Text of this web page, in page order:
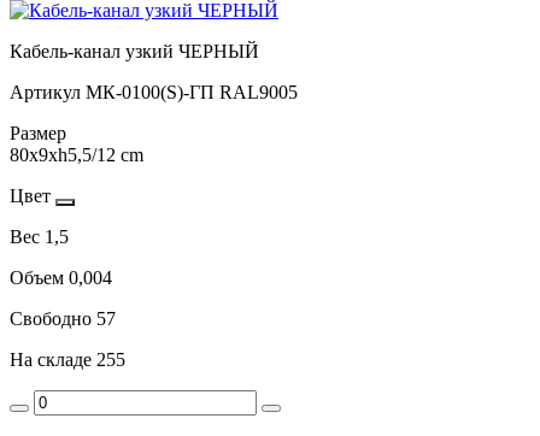
Кабель-канал узкий ЧЕРНЫЙ
Артикул МК-0100(S)-ГП RAL9005
Размер
80х9хh5,5/12 cm
Цвет
Вес 1,5
Объем 0,004
Свободно 57
На складе 255